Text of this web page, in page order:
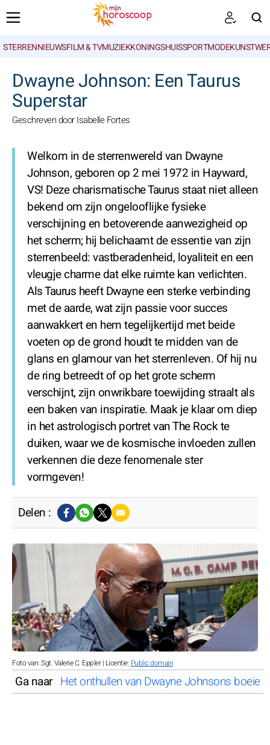
STERRENNIEUWSFILM & TVMUZIEKKONINGSHUISSPORTMODE
Dwayne Johnson: Een Taurus
Superstar
Geschreven door Isabelle Fortes
Welkom in de sterrenwereld van Dwayne
Johnson, geboren op 2 mei 1972 in Hayward,
VS! Deze charismatische Taurus staat niet alleen
bekend om zijn ongelooflijke fysieke
verschijning en betoverende aanwezigheid op
het scherm; hij belichaamt de essentie van zijn
sterrenbeeld: vastberadenheid, loyaliteit en een
vleugje charme dat elke ruimte kan verlichten.
Als Taurus heeft Dwayne een sterke verbinding
met de aarde, wat zijn passie voor succes
aanwakkert en hem tegelijkertijd met beide
voeten op de grond houdt te midden van de
glans en glamour van het sterrenleven. Of hij nu
de ring betreedt of op het grote scherm
verschijnt, zijn onwrikbare toewijding straalt als
een baken van inspiratie. Maak je klaar om diep
in het astrologisch portret van The Rock te
duiken, waar we de kosmische invloeden zullen
verkennen die deze fenomenale ster
vormgeven!
Delen :
Foto van: Sgt. Valerie C. Eppler | Licentie: Public domain
Ga naar Het onthullen van Dwayne Johnsons